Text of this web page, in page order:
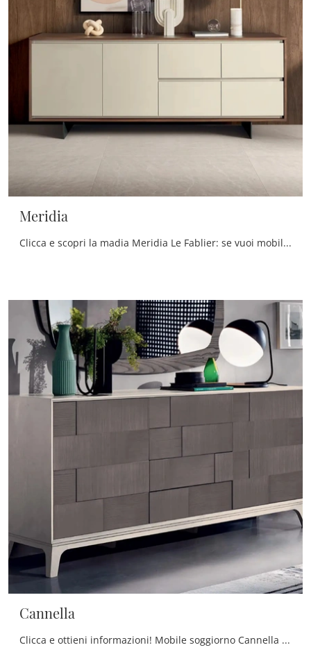
Meridia
Clicca e scopri la madia Meridia Le Fablier: se vuoi mobili in laccato opaco per stanze moderne, questa è l'acquisto perfetto per te!
Cannella
Clicca e ottieni informazioni! Mobile soggiorno Cannella di Le Fablier in legno laccato: ti aspetta per impreziosire le tue stanze moderne.